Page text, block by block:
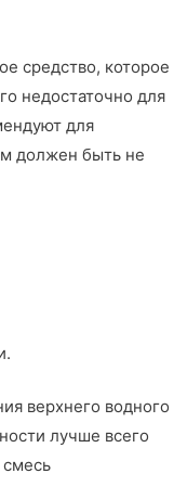
средство, которое
недостаточно для
для
должен быть не
верхнего водного
лучше всего